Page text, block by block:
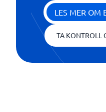
LES MER OM
TA KONTROLL